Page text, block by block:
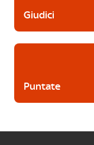
Giudici
Puntate